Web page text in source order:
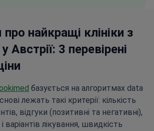
про найкращі клініки з
Австрії: 3 перевірені
базується на алгоритмах data
лежать такі критерії: кількість
відгуки (позитивні та негативні),
варіантів лікування, швидкість